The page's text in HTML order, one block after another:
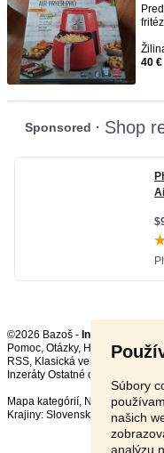
Súbory
našich
analýzu
40 €
©2026 Bazoš - Inzercia, bazár
Pomoc, Otázky, Hodnotenie ,
RSS,
Inzeráty Ostatné celkom:
Mapa kategórií,
Krajiny: Slovensko Česká